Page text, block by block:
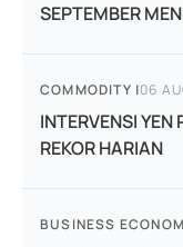
SEPTEMBER
COMMODITY |06
INTERVENSI
REKOR HARIAN
BUSINESS